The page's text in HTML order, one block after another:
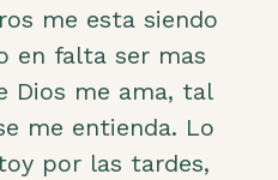
me esta siendo
en falta ser mas
Dios me ama, tal
me entienda. Lo
por las tardes,